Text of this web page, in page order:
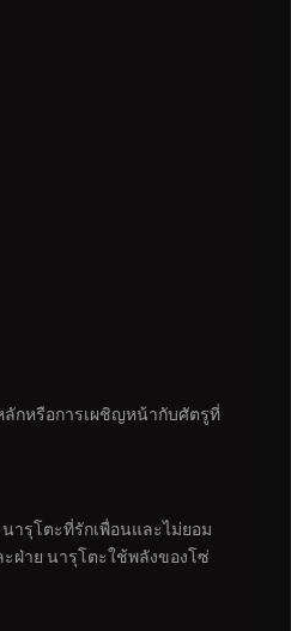
ลักหรือการเผชิญหน้ากับศัตรูที่
ารุโตะที่รักเพื่อนและไม่ยอม
ฝ่าย นารุโตะใช้พลังของโซ่